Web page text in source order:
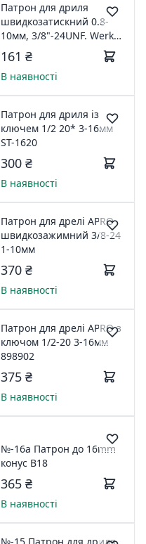
Патрон для дриля
швидкозатискний 0.8-
10мм, 3/8"-24UNF. Werk
(WE110010)2937604
161 ₴
В наявності
Патрон для дриля із
ключем 1/2 20* 3-16мм
ST-1620
300 ₴
В наявності
Патрон для дрелі APRO
швидкозажимний 3/8-24
1-10мм
370 ₴
В наявності
Патрон для дрелі APRO з
ключом 1/2-20 3-16мм
898902
375 ₴
В наявності
№-16а Патрон до 16mm
конус В18
365 ₴
В наявності